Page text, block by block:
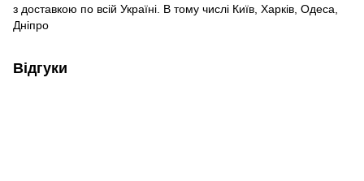
з доставкою по всій Україні. В тому числі Київ, Харків, Одеса,
Дніпро
Відгуки